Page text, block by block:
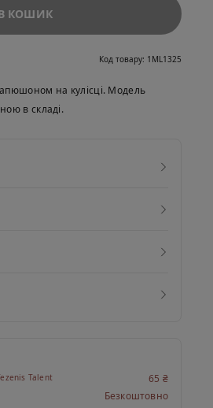
КОШИК
Код товару: 1ML1325
на кулісці. Модель
в складі.
Talent 65 ₴
Безкоштовно